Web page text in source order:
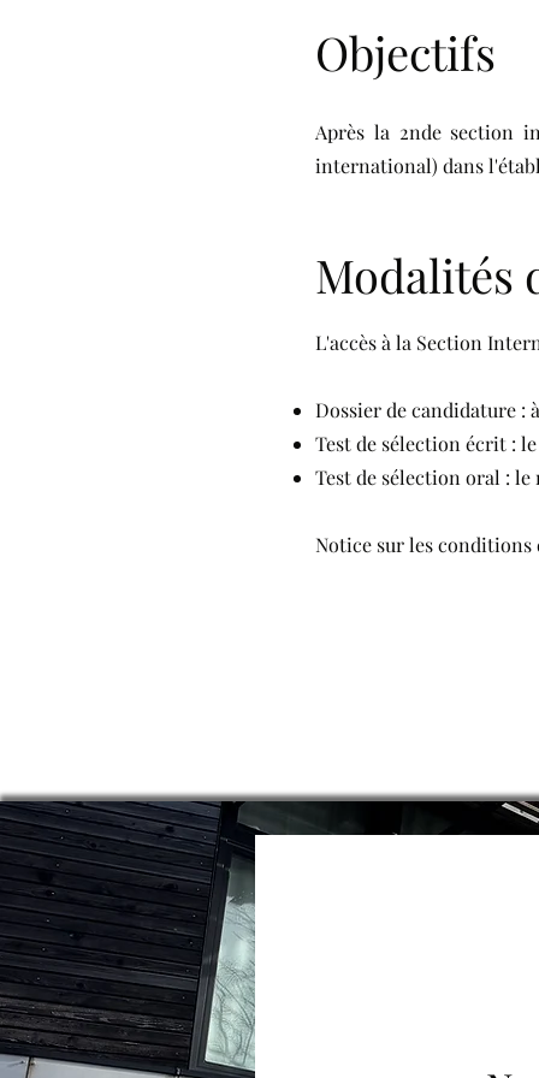
Objectifs
Après la 2nde section
international) dans
Modalités
L'accès à la Section
Dossier de candidature :
Test de sélection écrit :
Test de sélection oral :
Notice sur les